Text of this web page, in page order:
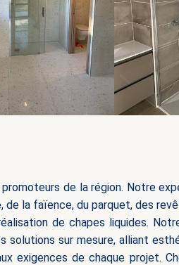
de la région. Notre
de la faïence, du parquet, des
de chapes liquides.
solutions sur mesure, alliant
exigences de chaque projet.